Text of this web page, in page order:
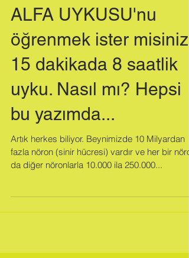
ALFA UYKUSU'nu
öğrenmek ister misiniz?
15 dakikada 8 saatlik
uyku. Nasıl mı? Hepsi
bu yazımda...
Artık herkes biliyor. Beynimizde 10 Milyardan